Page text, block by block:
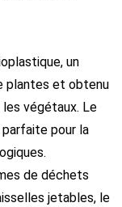
un
plantes et obtenu
végétaux. Le
pour la
de déchets
jetables, le